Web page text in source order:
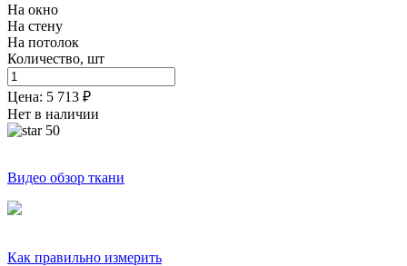
На окно
На стену
На потолок
Количество, шт
Цена: 5 713 ₽
Нет в наличии
50
Видео обзор ткани
Как правильно измерить